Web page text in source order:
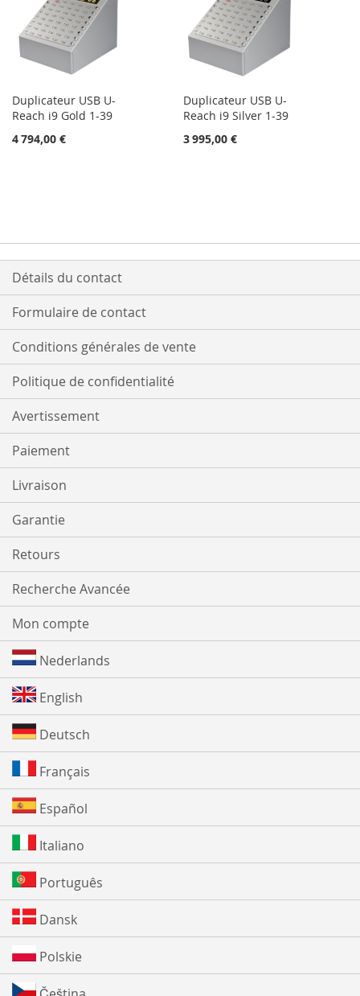
Duplicateur USB U-
Reach i9 Gold 1-39
4 794,00 €
Duplicateur USB U-
Reach i9 Silver 1-39
3 995,00 €
Détails du contact
Formulaire de contact
Conditions générales de vente
Politique de confidentialité
Avertissement
Paiement
Livraison
Garantie
Retours
Recherche Avancée
Mon compte
Nederlands
English
Deutsch
Français
Español
Italiano
Português
Dansk
Polskie